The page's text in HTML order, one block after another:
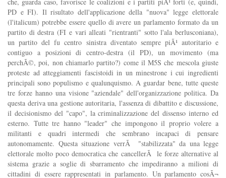
PD e FI). Il risultato dell'applicazione della "nuova" legge elettorale
(l'italicum) potrebbe essere quello di avere un parlamento formato da un
partito di destra (FI e vari alleati "rientranti" sotto l'ala berlusconiana),
un partito del fu centro sinistra diventato sempre piÃ¹ autoritario e
contiguo a posizioni di centro-destra (il PD), un movimento (ma
perchÃ©, poi, non chiamarlo partito?) come il M5S che mescola giuste
proteste ad atteggiamenti fascistoidi in un minestrone i cui ingredienti
principali sono populismo e qualunquismo. A guardar bene, tutte queste
tre forze hanno una visione "aziendale" dell'organizzazione politica. Da
questa deriva una gestione autoritaria, l'assenza di dibattito e discussione,
il decisionismo del "capo", la criminalizzazione del dissenso interno ed
esterno. Tutte tre hanno "leader" che impongono il proprio volere a
militanti e quadri intermedi che sembrano incapaci di pensare
autonomamente. Questa situazione verrÃ "stabilizzata" da una legge
elettorale molto poco democratica che cancellerÃ le forze alternative al
sistema grazie a soglie di sbarramento che impediranno a milioni di
cittadini di essere rappresentati in parlamento. Un parlamento cosÃ¬